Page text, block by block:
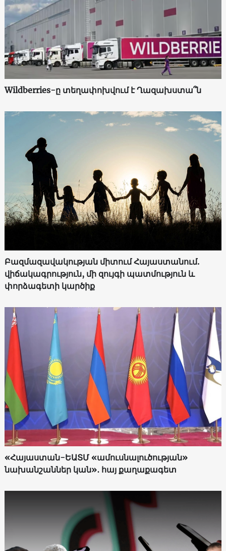
Wildberries-ը տեղափոխվում է Ղազախստա՞ն
Բազմազավակության միտում Հայաստանում.
վիճակագրություն, մի զույգի պատմություն և
փորձագետի կարծիք
«Հայաստան-ԵԱՏՄ «ամուսնալուծության»
նախանշաններ կան»․ հայ քաղաքագետ